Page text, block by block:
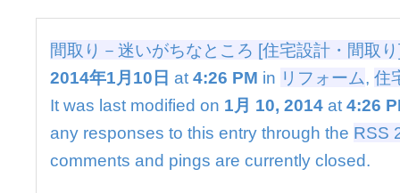
間取り－迷いがちなところ [住宅設計・間取
2014年1月10日 at 4:26 PM in リフォーム, 住
It was last modified on 1月 10, 2014 at 4:26
any responses to this entry through the RSS
comments and pings are currently closed.